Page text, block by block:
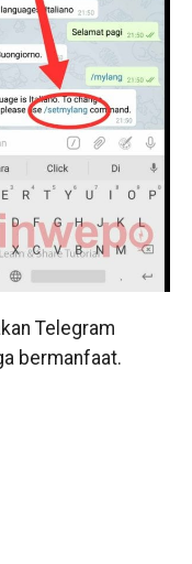
Telegram
bermanfaat.